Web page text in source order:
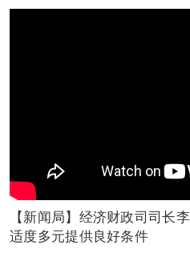
【新闻局】经济财政司司长
适度多元提供良好条件